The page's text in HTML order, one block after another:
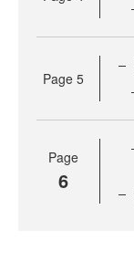
Page 5
Page
6